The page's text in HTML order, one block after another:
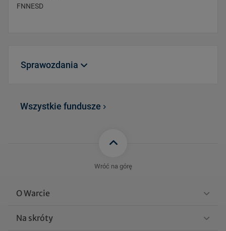
FNNESD
Sprawozdania
AN_SACHS_EUROPEJSKI_
e_30.06.2026.pdf
FNNESD_WARTA_GOLDM
_SPOLEK_DYWIDENDOW
e_31.12.2025.pdf
Wszystkie fundusze
Wróć na górę
O Warcie
Na skróty